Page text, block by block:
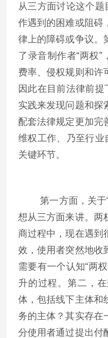
从三方面讨论这个题
作遇到的困难或阻碍
律上的障碍或争议。
了录音制作者“两权”
费率、侵权规则和许
因此在目前法律前提
实践来发现问题和探
配套法律规定更加完
维权工作、乃至行业
关键环节。
第一方面，关于
想从三方面来讲。两
商过程中，现在遇到
效，使用者突然地收
需要有一个认知“两
升的过程。第二，
体，包括线下主体和
务的主体？其实存在
分使用者通过提出付